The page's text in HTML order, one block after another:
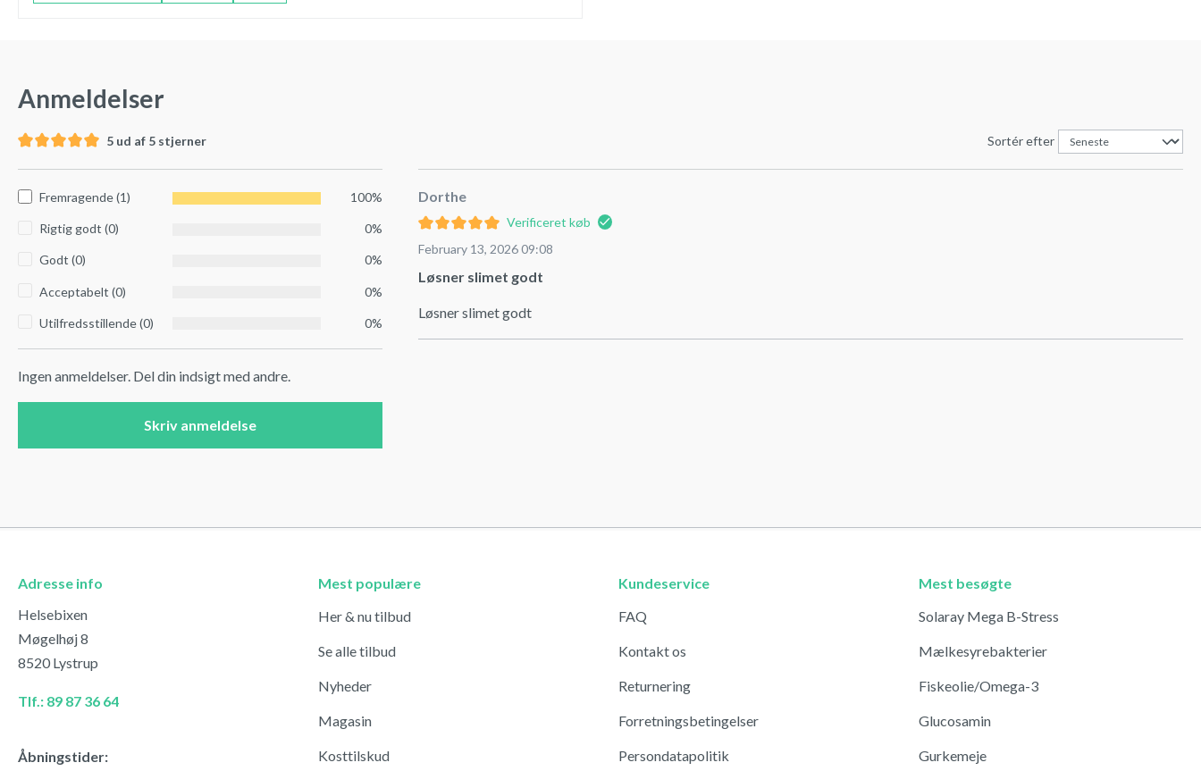
Anmeldelser
5 ud af 5 stjerner
Fremragende (1) 100%
Rigtig godt (0) 0%
Godt (0) 0%
Acceptabelt (0) 0%
Utilfredsstillende (0) 0%
Ingen anmeldelser. Del din indsigt med andre.
Skriv anmeldelse
Sortér efter
Dorthe
Verificeret køb
February 13, 2026 09:08
Løsner slimet godt
Løsner slimet godt
Adresse info
Helsebixen
Møgelhøj 8
8520 Lystrup
Tlf.: 89 87 36 64
Åbningstider:
Mest populære
Her & nu tilbud
Se alle tilbud
Nyheder
Magasin
Kosttilskud
Kundeservice
FAQ
Kontakt os
Returnering
Forretningsbetingelser
Persondatapolitik
Mest besøgte
Solaray Mega B-Stress
Mælkesyrebakterier
Fiskeolie/Omega-3
Glucosamin
Gurkemeje